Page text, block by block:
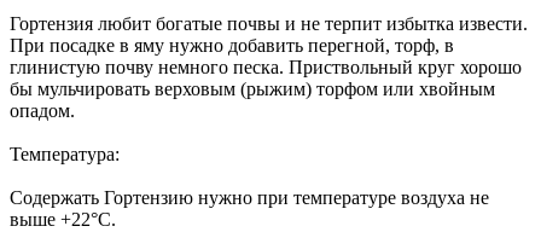
Гортензия любит богатые почвы и не терпит избытка извести.
При посадке в яму нужно добавить перегной, торф, в
глинистую почву немного песка. Приствольный круг хорошо
бы мульчировать верховым (рыжим) торфом или хвойным
опадом.
Температура:
Содержать Гортензию нужно при температуре воздуха не
выше +22°С.